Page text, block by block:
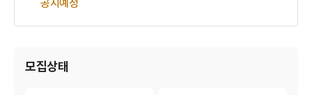
공지예정
모집상태